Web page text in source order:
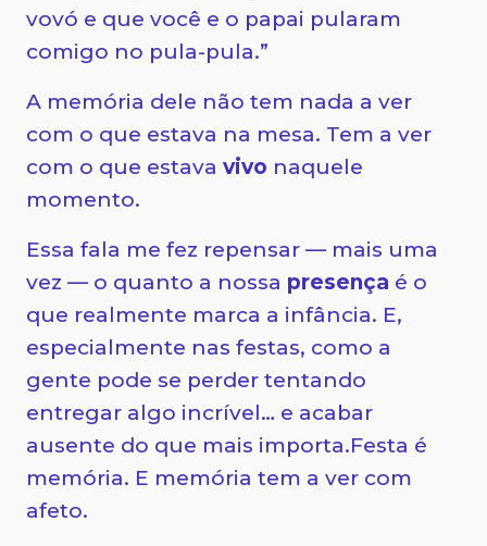
vovó e que você e o papai pularam
comigo no pula-pula.”
A memória dele não tem nada a ver
com o que estava na mesa. Tem a ver
com o que estava vivo naquele
momento.
Essa fala me fez repensar — mais uma
vez — o quanto a nossa presença é o
que realmente marca a infância. E,
especialmente nas festas, como a
gente pode se perder tentando
entregar algo incrível… e acabar
ausente do que mais importa.Festa é
memória. E memória tem a ver com
afeto.